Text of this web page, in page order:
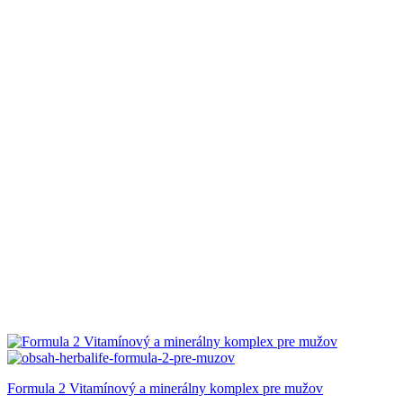
Formula 2 Vitamínový a minerálny komplex pre mužov